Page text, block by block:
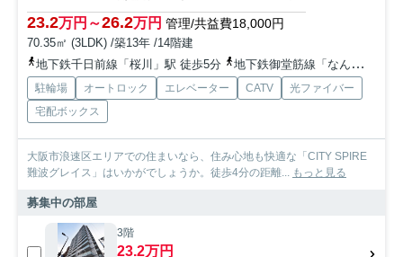
23.2万円～26.2万円 管理/共益費18,000円
70.35㎡ (3LDK) /築13年 /14階建
地下鉄千日前線「桜川」駅 徒歩5分
地下鉄御堂筋線「なんば」駅 徒歩10分
駐輪場 オートロック エレベーター CATV
光ファイバー
宅配ボックス
大阪市浪速区エリアでの住まいなら、住み心地も快適な「CITY SPIRE
難波グレイス」はいかがでしょうか。徒歩4分の距離... もっと見る
募集中の部屋
3階
23.2万円